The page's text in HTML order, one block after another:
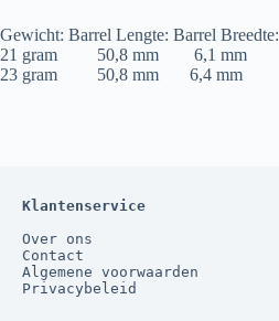
Gewicht: Barrel Lengte: Barrel Breedte:
21 gram 50,8 mm 6,1 mm
23 gram 50,8 mm 6,4 mm
Klantenservice
Over ons
Contact
Algemene voorwaarden
Privacybeleid